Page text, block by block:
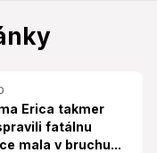
Erica takmer
fatálnu
mala v bruchu...